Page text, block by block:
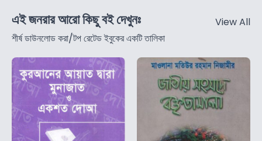
এই জনরার আরো কিছু বই দেখুনঃ
শীর্ষ ডাউনলোড করা/টপ রেটেড ইবুকের একটি তালিকা
View All